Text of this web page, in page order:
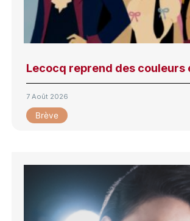
Lecocq reprend des couleurs
7 Août 2026
Brève